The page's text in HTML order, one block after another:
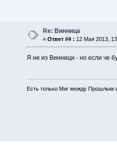
Re: Винница
« Ответ #4 : 12 Мая 2013,
Я не из Винници - но если че
Есть только Миг между Прошлым